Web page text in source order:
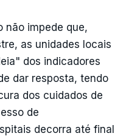
não impede que,
as unidades locais
dos indicadores
dar resposta, tendo
dos cuidados de
de
decorra até final